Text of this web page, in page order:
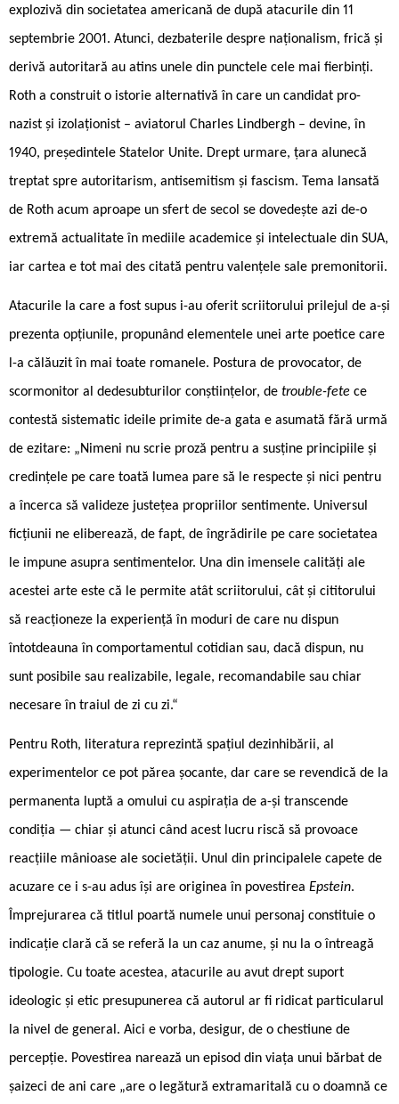
explozivă din societatea americană de după atacurile din 11
septembrie 2001. Atunci, dezbaterile despre naționalism, frică și
derivă autoritară au atins unele din punctele cele mai fierbinți.
Roth a construit o istorie alternativă în care un candidat pro-
nazist și izolaționist – aviatorul Charles Lindbergh – devine, în
1940, președintele Statelor Unite. Drept urmare, țara alunecă
treptat spre autoritarism, antisemitism și fascism. Tema lansată
de Roth acum aproape un sfert de secol se dovedește azi de-o
extremă actualitate în mediile academice și intelectuale din SUA,
iar cartea e tot mai des citată pentru valențele sale premonitorii.
Atacurile la care a fost supus i-au oferit scriitorului prilejul de a-și
prezenta opțiunile, propunând elementele unei arte poetice care
l-a călăuzit în mai toate romanele. Postura de provocator, de
scormonitor al dedesubturilor conștiințelor, de trouble-fete ce
contestă sistematic ideile primite de-a gata e asumată fără urmă
de ezitare: „Nimeni nu scrie proză pentru a susține principiile și
credințele pe care toată lumea pare să le respecte și nici pentru
a încerca să valideze justețea propriilor sentimente. Universul
ficțiunii ne eliberează, de fapt, de îngrădirile pe care societatea
le impune asupra sentimentelor. Una din imensele calități ale
acestei arte este că le permite atât scriitorului, cât și cititorului
să reacționeze la experiență în moduri de care nu dispun
întotdeauna în comportamentul cotidian sau, dacă dispun, nu
sunt posibile sau realizabile, legale, recomandabile sau chiar
necesare în traiul de zi cu zi.“
Pentru Roth, literatura reprezintă spațiul dezinhibării, al
experimentelor ce pot părea șocante, dar care se revendică de la
permanenta luptă a omului cu aspirația de a-și transcende
condiția — chiar și atunci când acest lucru riscă să provoace
reacțiile mânioase ale societății. Unul din principalele capete de
acuzare ce i s-au adus își are originea în povestirea Epstein.
Împrejurarea că titlul poartă numele unui personaj constituie o
indicație clară că se referă la un caz anume, și nu la o întreagă
tipologie. Cu toate acestea, atacurile au avut drept suport
ideologic și etic presupunerea că autorul ar fi ridicat particularul
la nivel de general. Aici e vorba, desigur, de o chestiune de
percepție. Povestirea narează un episod din viața unui bărbat de
șaizeci de ani care „are o legătură extramaritală cu o doamnă ce